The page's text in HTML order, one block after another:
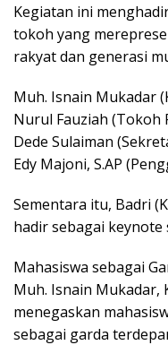
Kegiatan ini
tokoh yang
rakyat dan generasi
Muh. Isnain Mukadar
Nurul Fauziah (Tokoh
Dede Sulaiman
Edy Majoni, S.AP
Sementara itu, Badri
hadir sebagai keynote
Mahasiswa sebagai
Muh. Isnain Mukadar,
menegaskan
sebagai garda